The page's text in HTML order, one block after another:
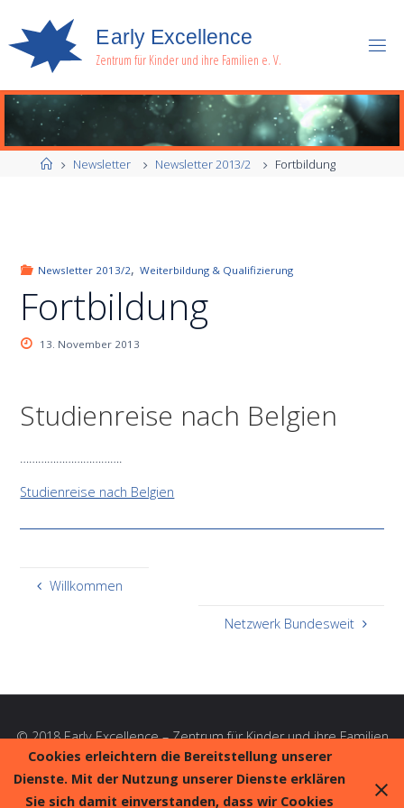
Early Excellence
Zentrum für Kinder und ihre Familien e. V.
StartNewsletter Newsletter 2013/2 Fortbildung
Newsletter 2013/2, Weiterbildung & Qualifizierung
Fortbildung
13. November 2013
Studienreise nach Belgien
Studienreise nach Belgien
Willkommen
Netzwerk Bundesweit
© 2018 Early Excellence – Zentrum für Kinder und ihre Familien
e. V. |Impressum|Datenschutz
Cookies erleichtern die Bereitstellung unserer
Dienste. Mit der Nutzung unserer Dienste erklären
Sie sich damit einverstanden, dass wir Cookies